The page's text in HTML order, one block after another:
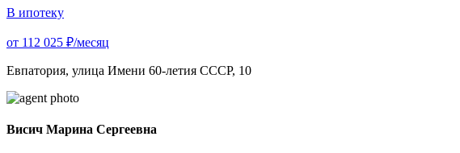
В ипотеку
от 112 025 ₽/месяц
Евпатория, улица Имени 60-летия СССР, 10
Висич Марина Сергеевна